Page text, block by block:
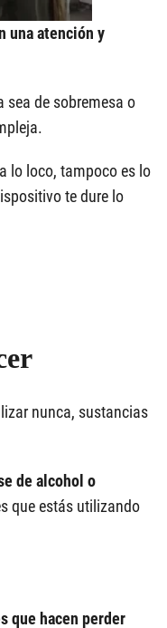
una atención y
sea de sobremesa o
lo loco, tampoco es lo
te dure lo
nunca, sustancias
de alcohol o
que estás utilizando
que hacen perder